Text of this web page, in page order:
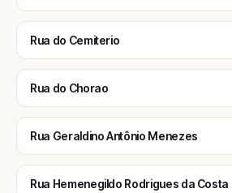
Rua do Cemiterio
Rua do Chorao
Rua Geraldino Antônio Menezes
Rua Hemenegildo Rodrigues da Costa